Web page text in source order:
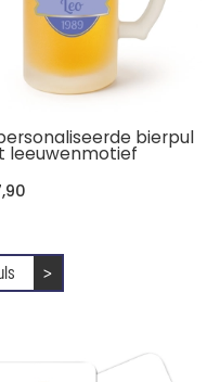
bierpul
leeuwenmotief
>